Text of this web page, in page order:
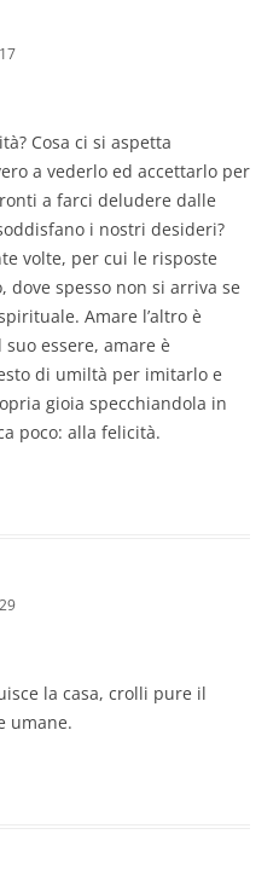
Cosa ci si aspetta
a vederlo ed accettarlo per
a farci deludere dalle
i nostri desideri?
volte, per cui le risposte
spesso non si arriva se
Amare l’altro è
essere, amare è
di umiltà per imitarlo e
gioia specchiandola in
poco: alla felicità.
la casa, crolli pure il
umane.